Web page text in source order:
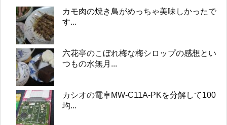
カモ肉の焼き鳥がめっちゃ美味しかったで
す...
六花亭のこぼれ梅な梅シロップの感想とい
つもの水無月...
カシオの電卓MW-C11A-PKを分解して100
均...